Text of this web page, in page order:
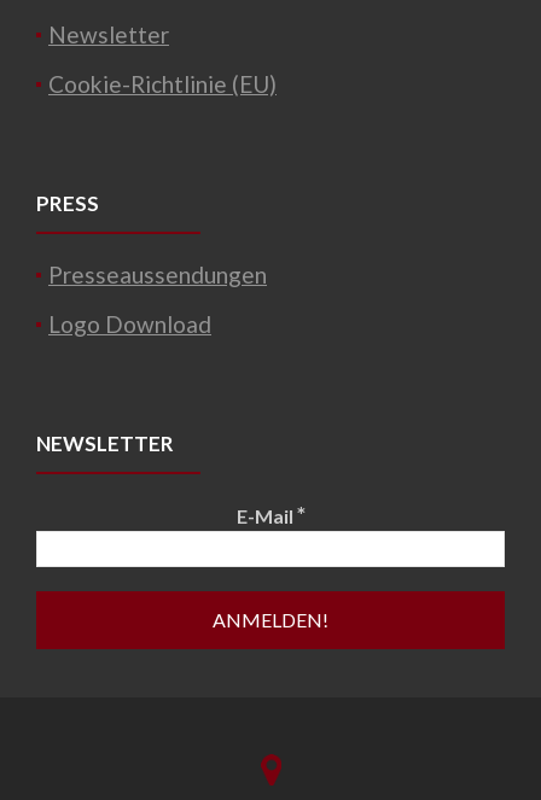
Newsletter
Cookie-Richtlinie (EU)
PRESS
Presseaussendungen
Logo Download
NEWSLETTER
E-Mail *